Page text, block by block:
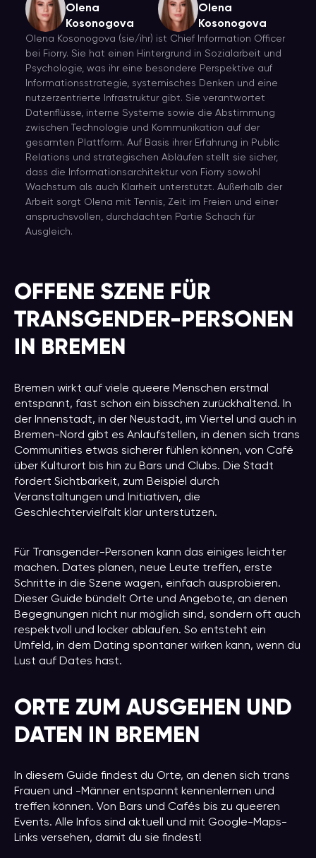
Olena
Kosonogova
Olena
Kosonogova
Olena Kosonogova (sie/ihr) ist Chief Information Officer
bei Fiorry. Sie hat einen Hintergrund in Sozialarbeit und
Psychologie, was ihr eine besondere Perspektive auf
Informationsstrategie, systemisches Denken und eine
nutzerzentrierte Infrastruktur gibt. Sie verantwortet
Datenflüsse, interne Systeme sowie die Abstimmung
zwischen Technologie und Kommunikation auf der
gesamten Plattform. Auf Basis ihrer Erfahrung in Public
Relations und strategischen Abläufen stellt sie sicher,
dass die Informationsarchitektur von Fiorry sowohl
Wachstum als auch Klarheit unterstützt. Außerhalb der
Arbeit sorgt Olena mit Tennis, Zeit im Freien und einer
anspruchsvollen, durchdachten Partie Schach für
Ausgleich.
OFFENE SZENE FÜR
TRANSGENDER-PERSONEN
IN BREMEN
Bremen wirkt auf viele queere Menschen erstmal
entspannt, fast schon ein bisschen zurückhaltend. In
der Innenstadt, in der Neustadt, im Viertel und auch in
Bremen-Nord gibt es Anlaufstellen, in denen sich trans
Communities etwas sicherer fühlen können, von Café
über Kulturort bis hin zu Bars und Clubs. Die Stadt
fördert Sichtbarkeit, zum Beispiel durch
Veranstaltungen und Initiativen, die
Geschlechtervielfalt klar unterstützen.
Für Transgender-Personen kann das einiges leichter
machen. Dates planen, neue Leute treffen, erste
Schritte in die Szene wagen, einfach ausprobieren.
Dieser Guide bündelt Orte und Angebote, an denen
Begegnungen nicht nur möglich sind, sondern oft auch
respektvoll und locker ablaufen. So entsteht ein
Umfeld, in dem Dating spontaner wirken kann, wenn du
Lust auf Dates hast.
ORTE ZUM AUSGEHEN UND
DATEN IN BREMEN
In diesem Guide findest du Orte, an denen sich trans
Frauen und -Männer entspannt kennenlernen und
treffen können. Von Bars und Cafés bis zu queeren
Events. Alle Infos sind aktuell und mit Google-Maps-
Links versehen, damit du sie findest!